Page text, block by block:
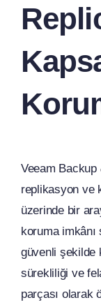
Veeam
replikasyon ve
üzerinde bir
koruma
güvenli şekilde
sürekliliği ve
parçası olarak